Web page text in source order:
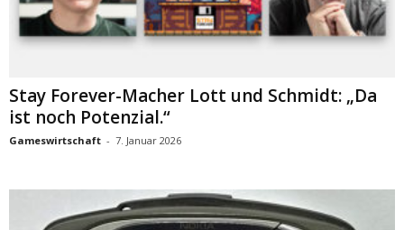
Stay Forever-Macher Lott und Schmidt: „Da
ist noch Potenzial.“
Gameswirtschaft - 7. Januar 2026